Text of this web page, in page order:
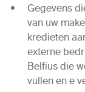
Gegevens
van uw
kredieten
externe
Belfius die
vullen en e